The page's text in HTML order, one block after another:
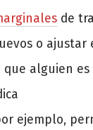
de
o ajustar
alguien
ejemplo,